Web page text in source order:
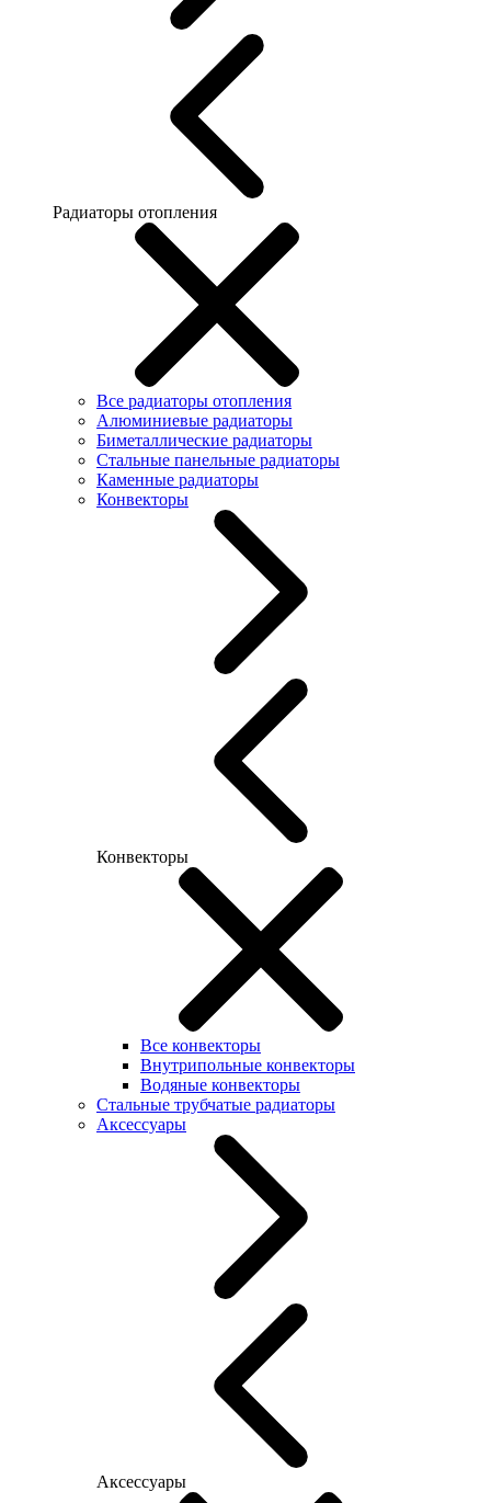
Радиаторы отопления
Все радиаторы отопления
Алюминиевые радиаторы
Биметаллические радиаторы
Стальные панельные радиаторы
Каменные радиаторы
Конвекторы
Конвекторы
Все конвекторы
Внутрипольные конвекторы
Водяные конвекторы
Стальные трубчатые радиаторы
Аксессуары
Аксессуары